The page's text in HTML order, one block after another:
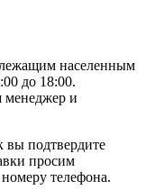
населенным
до 18:00.
менеджер и
вы подтвердите
просим
телефона.